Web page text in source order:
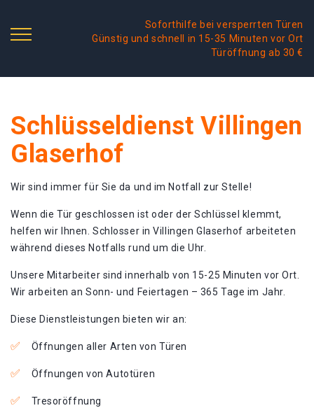
Soforthilfe bei versperrten Türen
Günstig und schnell in 15-35 Minuten vor Ort
Türöffnung ab 30 €
Schlüsseldienst Villingen
Glaserhof
Wir sind immer für Sie da und im Notfall zur Stelle!
Wenn die Tür geschlossen ist oder der Schlüssel klemmt,
helfen wir Ihnen. Schlosser in Villingen Glaserhof arbeiteten
während dieses Notfalls rund um die Uhr.
Unsere Mitarbeiter sind innerhalb von 15-25 Minuten vor Ort.
Wir arbeiten an Sonn- und Feiertagen – 365 Tage im Jahr.
Diese Dienstleistungen bieten wir an:
Öffnungen aller Arten von Türen
Öffnungen von Autotüren
Tresoröffnung